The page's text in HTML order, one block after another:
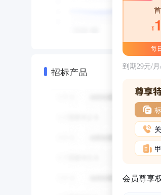
招标产品
¥
每
到期29元/
会员尊享